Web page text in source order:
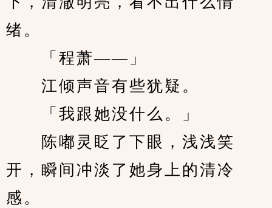
绪。
「程萧——」
江倾声音有些犹疑。
「我跟她没什么。」
陈嘟灵眨了下眼，浅浅笑
开，瞬间冲淡了她身上的清冷
感。